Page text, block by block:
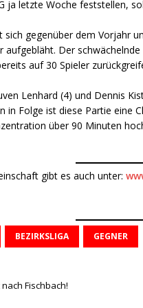
ja letzte Woche feststellen,
sich gegenüber dem Vorjahr
aufgebläht. Der
auf 30 Spieler
Lenhard (4) und Dennis
in Folge ist diese Partie eine
über 90 Minuten
gibt es auch unter:
BEZIRKSLIGA GEGNER
Fischbach!